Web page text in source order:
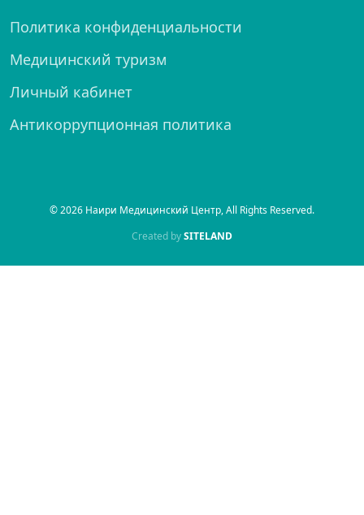
Политика конфиденциальности
Медицинский туризм
Личный кабинет
Антикоррупционная политика
© 2026 Наири Медицинский Центр, All Rights Reserved.
Created bySITELAND